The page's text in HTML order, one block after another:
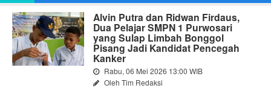
Alvin Putra dan Ridwan Firdaus,
Dua Pelajar SMPN 1 Purwosari
yang Sulap Limbah Bonggol
Pisang Jadi Kandidat Pencegah
Kanker
Rabu, 06 Mei 2026 13:00 WIB
Oleh Tim Redaksi